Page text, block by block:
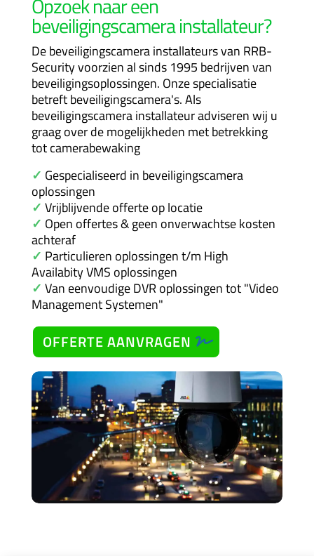
beveiligingscamera installateur?
De beveiligingscamera installateurs van RRB-
Security voorzien al sinds 1995 bedrijven van
beveiligingsoplossingen. Onze specialisatie
betreft beveiligingscamera's. Als
beveiligingscamera installateur adviseren wij u
graag over de mogelijkheden met betrekking
totcamerabewaking
✓ Gespecialiseerd in beveiligingscamera
oplossingen
✓ Vrijblijvende offerte op locatie
✓ Open offertes & geen onverwachtse kosten
achteraf
✓ Particulieren oplossingen t/m High
Availabity VMS oplossingen
✓ Van eenvoudige DVR oplossingen tot "Video
Management Systemen"
OFFERTE AANVRAGEN